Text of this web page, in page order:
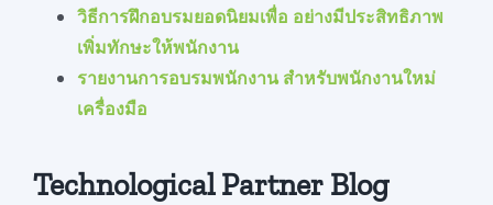
วิธีการฝึกอบรมยอดนิยมเพื่อ อย่างมีประสิทธิภาพ
เพิ่มทักษะให้พนักงาน
รายงานการอบรมพนักงาน สำหรับพนักงานใหม่
เครื่องมือ
Technological Partner Blog